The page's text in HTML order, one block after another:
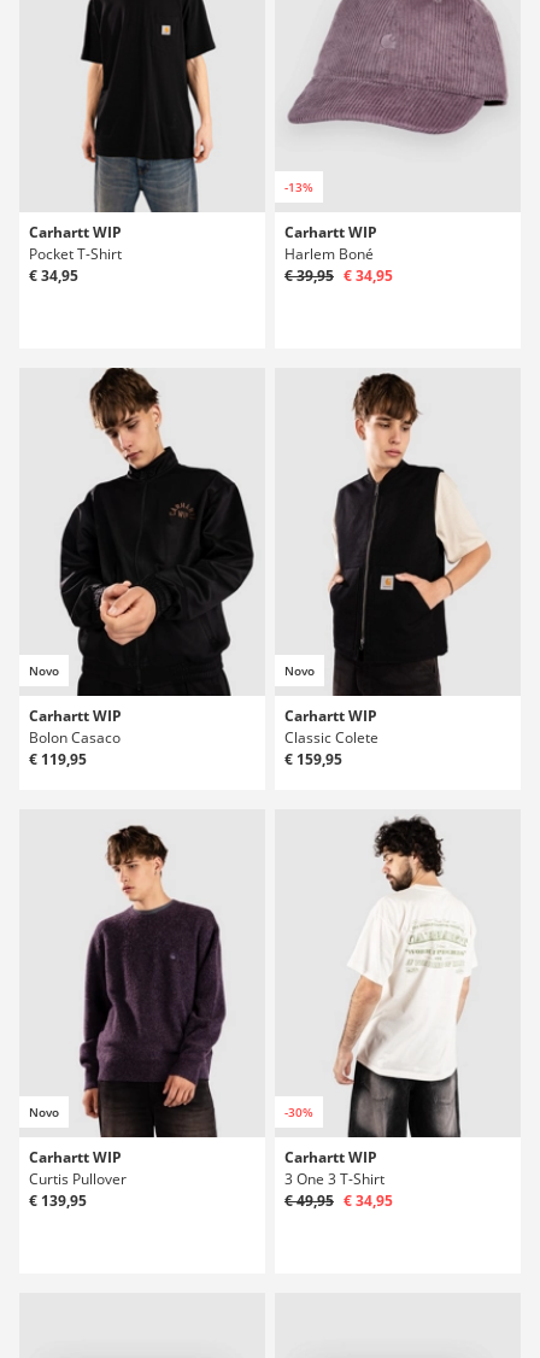
Carhartt WIP
Pocket T-Shirt
€ 34,95
-13%
Carhartt WIP
Harlem Boné
€ 39,95 € 34,95
Novo
Carhartt WIP
Bolon Casaco
€ 119,95
Novo
Carhartt WIP
Classic Colete
€ 159,95
Novo
Carhartt WIP
Curtis Pullover
€ 139,95
-30%
Carhartt WIP
3 One 3 T-Shirt
€ 49,95 € 34,95